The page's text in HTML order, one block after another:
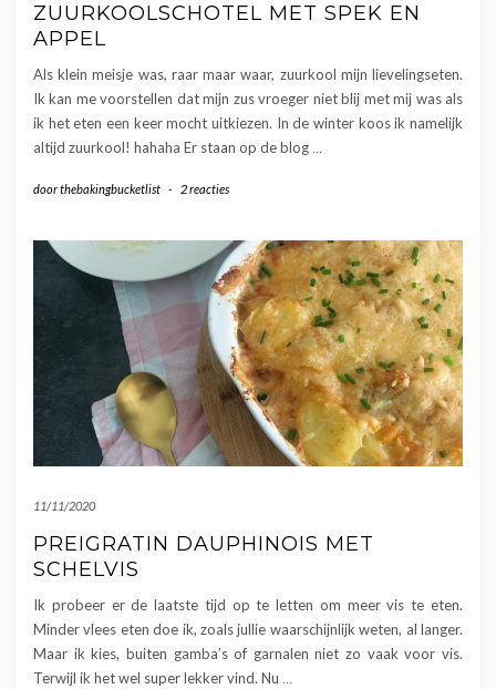
ZUURKOOLSCHOTEL MET SPEK EN
APPEL
Als klein meisje was, raar maar waar, zuurkool mijn lievelingseten.
Ik kan me voorstellen dat mijn zus vroeger niet blij met mij was als
ik het eten een keer mocht uitkiezen. In de winter koos ik namelijk
altijd zuurkool! hahaha Er staan op de blog …
doorthebakingbucketlist - 2 reacties
11/11/2020
PREIGRATIN DAUPHINOIS MET
SCHELVIS
Ik probeer er de laatste tijd op te letten om meer vis te eten.
Minder vlees eten doe ik, zoals jullie waarschijnlijk weten, al langer.
Maar ik kies, buiten gamba’s of garnalen niet zo vaak voor vis.
Terwijl ik het wel super lekker vind. Nu …